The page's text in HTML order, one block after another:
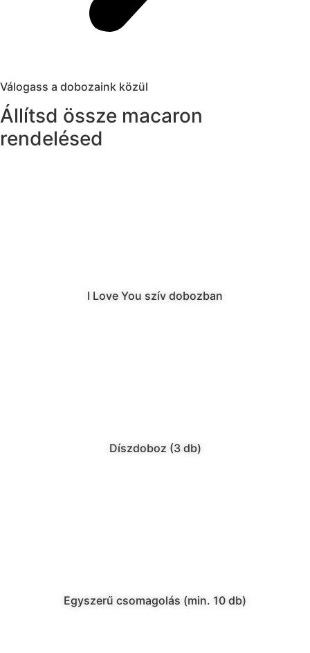
Válogass a dobozaink közül
Állítsd össze macaron
rendelésed
I Love You szív dobozban
Díszdoboz (3 db)
Egyszerű csomagolás (min. 10 db)